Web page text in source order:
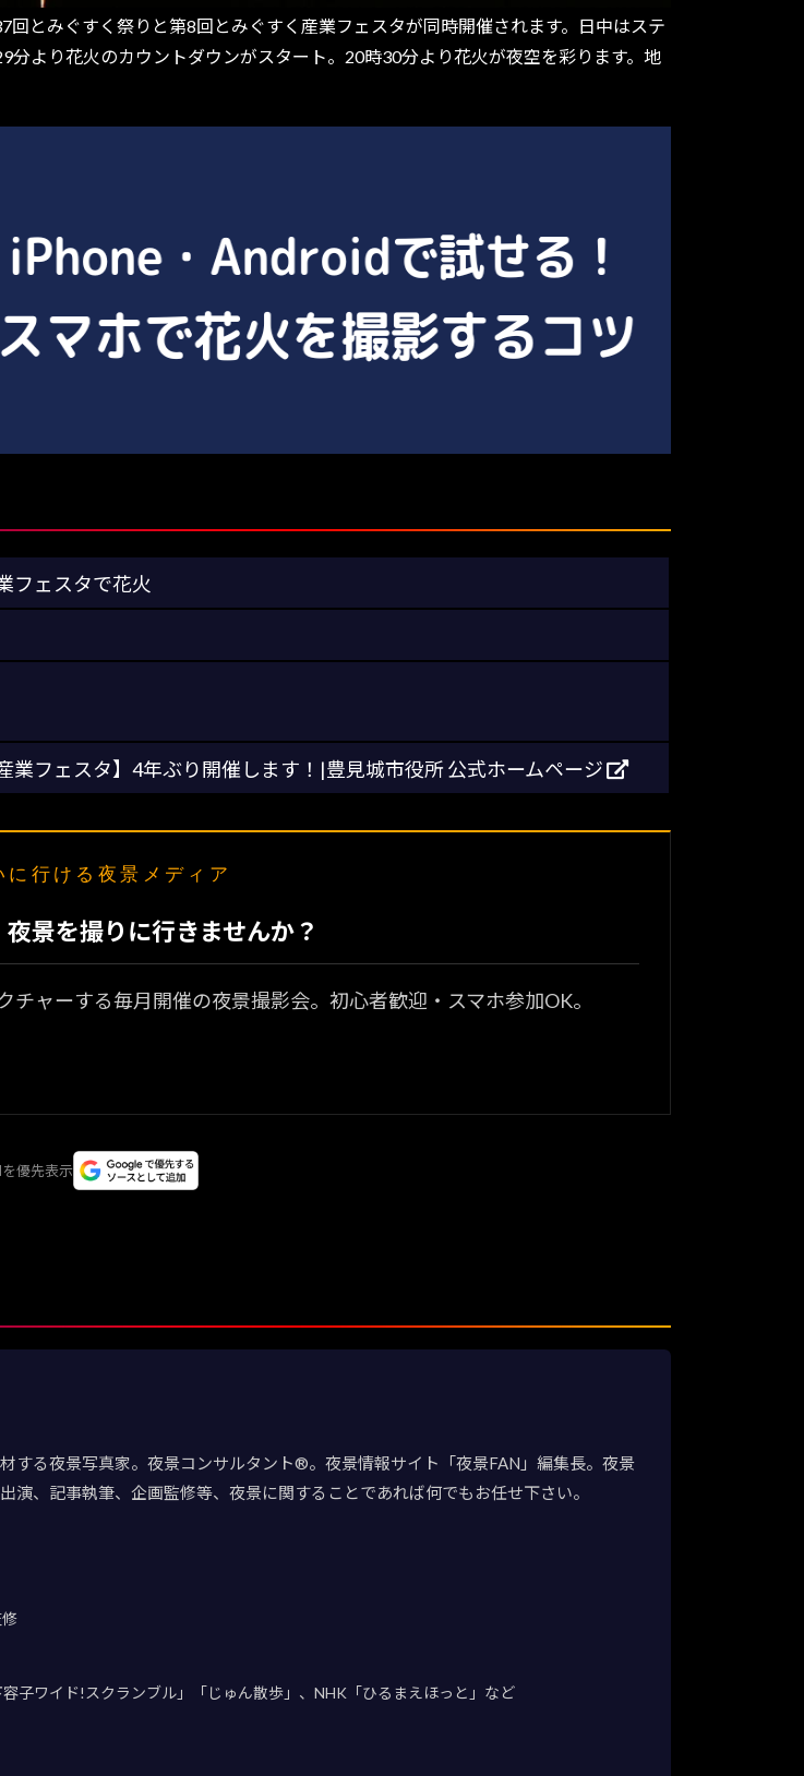
とみぐすく祭りと第8回とみぐすく産業フェスタが同時開催されます。日中はステ
より花火のカウントダウンがスタート。20時30分より花火が夜空を彩ります。地
フェスタで花火
業フェスタ】4年ぶり開催します！|豊見城市役所 公式ホームページ
行ける夜景メディア
景を撮りに行きませんか？
チャーする毎月開催の夜景撮影会。初心者歓迎・スマホ参加OK。
優先表示
する夜景写真家。夜景コンサルタント®。夜景情報サイト「夜景FAN」編集長。夜景
、記事執筆、企画監修等、夜景に関することであれば何でもお任せ下さい。
子ワイド!スクランブル」「じゅん散歩」、NHK「ひるまえほっと」など